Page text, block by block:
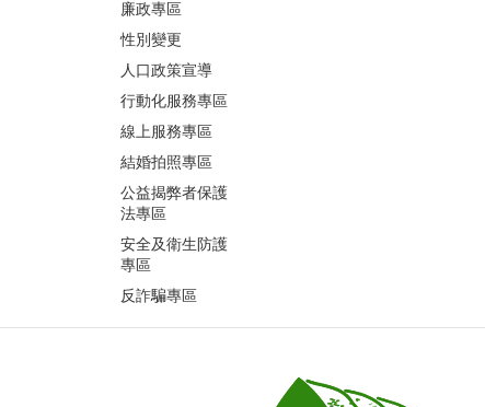
廉政專區
性別變更
人口政策宣導
行動化服務專區
線上服務專區
結婚拍照專區
公益揭弊者保護
法專區
安全及衛生防護
專區
反詐騙專區